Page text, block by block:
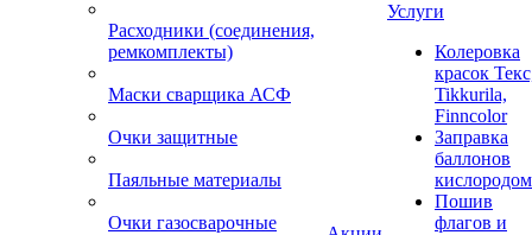
Расходники (соединения,
ремкомплекты)
Маски сварщика АСФ
Очки защитные
Паяльные материалы
Очки газосварочные
Услуги
Колеровка
красок
Tikkurila,
Finncolor
Заправка
баллонов
кислородом
Пошив
флагов и